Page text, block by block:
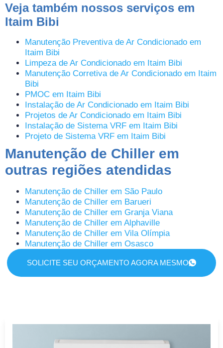
Veja também nossos serviços em
Itaim Bibi
Manutenção Preventiva de Ar Condicionado em
Itaim Bibi
Limpeza de Ar Condicionado em Itaim Bibi
Manutenção Corretiva de Ar Condicionado em Itaim
Bibi
PMOC em Itaim Bibi
Instalação de Ar Condicionado em Itaim Bibi
Projetos de Ar Condicionado em Itaim Bibi
Instalação de Sistema VRF em Itaim Bibi
Projeto de Sistema VRF em Itaim Bibi
Manutenção de Chiller em
outras regiões atendidas
Manutenção de Chiller em São Paulo
Manutenção de Chiller em Barueri
Manutenção de Chiller em Granja Viana
Manutenção de Chiller em Alphaville
Manutenção de Chiller em Vila Olímpia
Manutenção de Chiller em Osasco
SOLICITE SEU ORÇAMENTO AGORA MESMO